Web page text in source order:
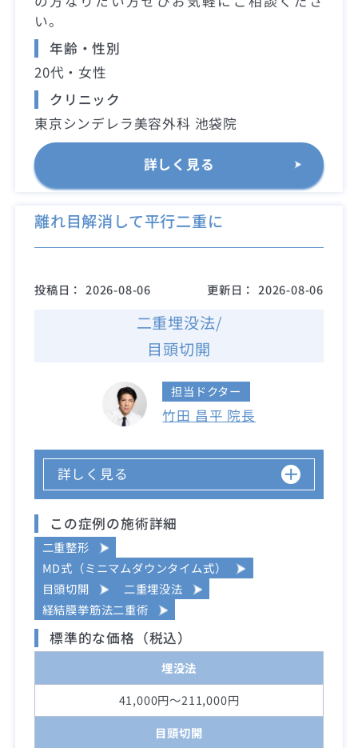
い。
年齢・性別
20代・女性
クリニック
東京シンデレラ美容外科 池袋院
詳しく見る
離れ目解消して平行二重に
投稿日： 2026-08-06 更新日： 2026-08-06
二重埋没法/
目頭切開
担当ドクター
竹田 昌平 院長
詳しく見る
この症例の施術詳細
二重整形
MD式（ミニマムダウンタイム式）
目頭切開
二重埋没法
経結膜挙筋法二重術
標準的な価格（税込）
埋没法
41,000円～211,000円
目頭切開